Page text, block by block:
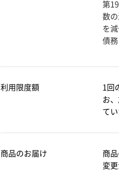
第
数
を
債
利用限度額
1回
お
てい
商品のお届け
商
変